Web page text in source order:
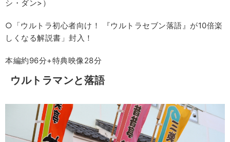
シ・ダン>）
○「ウルトラ初心者向け！ 『ウルトラセブン落語』が10倍楽
しくなる解説書」封入！
本編約96分+特典映像28分
ウルトラマンと落語